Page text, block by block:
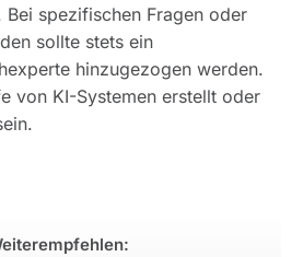
Bei spezifischen Fragen oder
sollte stets ein
hinzugezogen werden.
von KI-Systemen erstellt oder